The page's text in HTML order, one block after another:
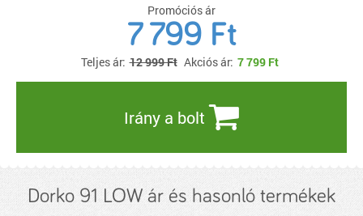
Promóciós ár
7 799 Ft
Teljes ár: 12 999 Ft Akciós ár: 7 799 Ft
Irány a bolt
Dorko 91 LOW ár és hasonló termékek